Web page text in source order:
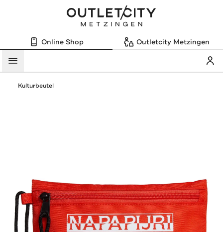
Online Shop Outletcity Metzingen
Menü
Kulturbeutel